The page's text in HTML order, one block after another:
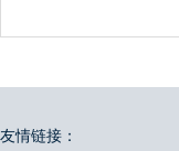
友情链接：